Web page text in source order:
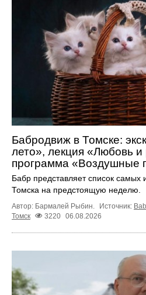
Бабродвиж в Томске:
лето», лекция «Любовь и
программа «Воздушные
Бабр представляет список самых
Томска на предстоящую неделю.
Автор: Бармалей Рыбин. Источник:
Томск
3220 06.08.2026